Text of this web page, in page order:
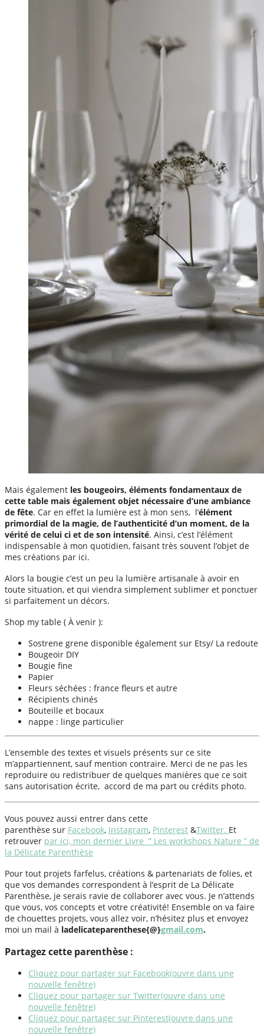
Mais également les bougeoirs, éléments fondamentaux de
cette table mais également objet nécessaire d’une ambiance
de fête. Car en effet la lumière est à mon sens, l’élément
primordial de la magie, de l’authenticité d’un moment, de la
vérité de celui ci et de son intensité. Ainsi, c’est l’élément
indispensable à mon quotidien, faisant très souvent l’objet de
mes créations par ici.
Alors la bougie c’est un peu la lumière artisanale à avoir en
toute situation, et qui viendra simplement sublimer et ponctuer
si parfaitement un décors.
Shop my table ( À venir ):
Sostrene grene disponible également sur Etsy/ La redoute
Bougeoir DIY
Bougie fine
Papier
Fleurs séchées : france fleurs et autre
Récipients chinés
Bouteille et bocaux
nappe : linge particulier
L’ensemble des textes et visuels présents sur ce site
m’appartiennent, sauf mention contraire. Merci de ne pas les
reproduire ou redistribuer de quelques manières que ce soit
sans autorisation écrite, accord de ma part ou crédits photo.
Vous pouvez aussi entrer dans cette
parenthèse sur Facebook, Instagram, Pinterest &Twitter. Et
retrouver par ici, mon dernier Livre ” Les workshops Nature ” de
la Délicate Parenthèse
Pour tout projets farfelus, créations & partenariats de folies, et
que vos demandes correspondent à l’esprit de La Délicate
Parenthèse, je serais ravie de collaborer avec vous. Je n’attends
que vous, vos concepts et votre créativité! Ensemble on va faire
de chouettes projets, vous allez voir, n’hésitez plus et envoyez
moi un mail à ladelicateparenthese{@}gmail.com.
Partagez cette parenthèse :
Cliquez pour partager sur Facebook(ouvre dans une
nouvelle fenêtre)
Cliquez pour partager sur Twitter(ouvre dans une
nouvelle fenêtre)
Cliquez pour partager sur Pinterest(ouvre dans une
nouvelle fenêtre)